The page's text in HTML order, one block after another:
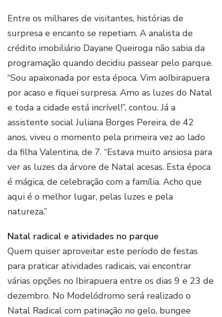
Entre os milhares de visitantes, histórias de
surpresa e encanto se repetiam. A analista de
crédito imobiliário Dayane Queiroga não sabia da
programação quando decidiu passear pelo parque.
“Sou apaixonada por esta época. Vim aoIbirapuera
por acaso e fiquei surpresa. Amo as luzes do Natal
e toda a cidade está incrível!”, contou. Já a
assistente social Juliana Borges Pereira, de 42
anos, viveu o momento pela primeira vez ao lado
da filha Valentina, de 7. “Estava muito ansiosa para
ver as luzes da árvore de Natal acesas. Esta época
é mágica, de celebração com a família. Acho que
aqui é o melhor lugar, pelas luzes e pela
natureza.”
Natal radical e atividades no parque
Quem quiser aproveitar este período de festas
para praticar atividades radicais, vai encontrar
várias opções no Ibirapuera entre os dias 9 e 23 de
dezembro. No Modelódromo será realizado o
Natal Radical com patinação no gelo, bungee